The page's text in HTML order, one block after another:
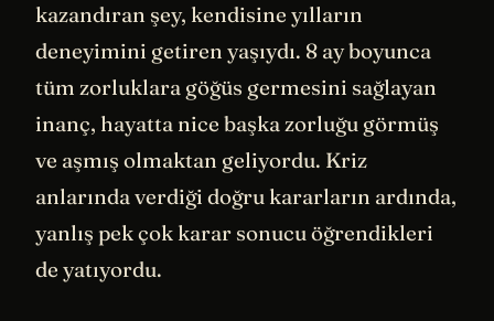
kazandıran şey, kendisine yılların
deneyimini getiren yaşıydı. 8 ay boyunca
tüm zorluklara göğüs germesini sağlayan
inanç, hayatta nice başka zorluğu görmüş
ve aşmış olmaktan geliyordu. Kriz
anlarında verdiği doğru kararların ardında,
yanlış pek çok karar sonucu öğrendikleri
de yatıyordu.